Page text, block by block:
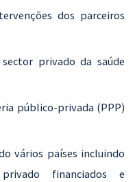
dos parceiros
privado da saúde
público-privada (PPP)
vários países incluindo
financiados e